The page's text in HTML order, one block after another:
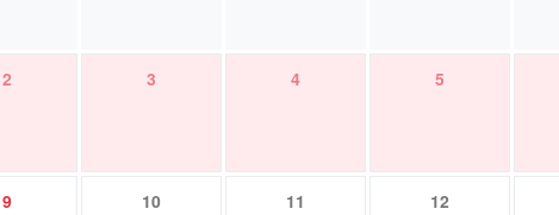
2 3 4 5
9 10 11 12